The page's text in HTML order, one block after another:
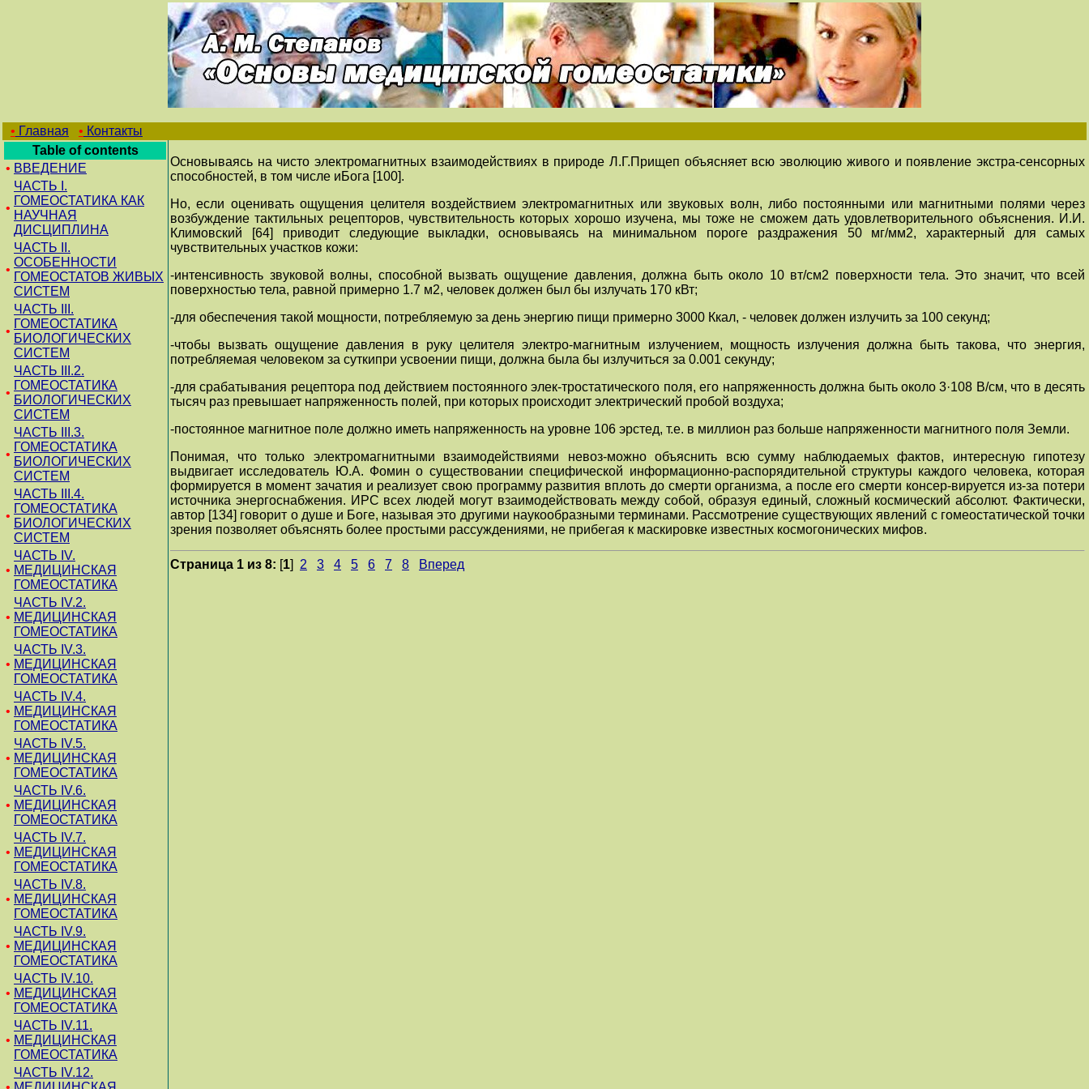
• Главная • Контакты
Table of contents
• ВВЕДЕНИЕ
•
ЧАСТЬ I.
ГОМЕОСТАТИКА КАК
НАУЧНАЯ
ДИСЦИПЛИНА
•
ЧАСТЬ II.
ОСОБЕННОСТИ
ГОМЕОСТАТОВ ЖИВЫХ
СИСТЕМ
•
ЧАСТЬ III.
ГОМЕОСТАТИКА
БИОЛОГИЧЕСКИХ
СИСТЕМ
•
ЧАСТЬ III.2.
ГОМЕОСТАТИКА
БИОЛОГИЧЕСКИХ
СИСТЕМ
•
ЧАСТЬ III.3.
ГОМЕОСТАТИКА
БИОЛОГИЧЕСКИХ
СИСТЕМ
•
ЧАСТЬ III.4.
ГОМЕОСТАТИКА
БИОЛОГИЧЕСКИХ
СИСТЕМ
•
ЧАСТЬ IV.
МЕДИЦИНСКАЯ
ГОМЕОСТАТИКА
•
ЧАСТЬ IV.2.
МЕДИЦИНСКАЯ
ГОМЕОСТАТИКА
•
ЧАСТЬ IV.3.
МЕДИЦИНСКАЯ
ГОМЕОСТАТИКА
•
ЧАСТЬ IV.4.
МЕДИЦИНСКАЯ
ГОМЕОСТАТИКА
•
ЧАСТЬ IV.5.
МЕДИЦИНСКАЯ
ГОМЕОСТАТИКА
•
ЧАСТЬ IV.6.
МЕДИЦИНСКАЯ
ГОМЕОСТАТИКА
•
ЧАСТЬ IV.7.
МЕДИЦИНСКАЯ
ГОМЕОСТАТИКА
•
ЧАСТЬ IV.8.
МЕДИЦИНСКАЯ
ГОМЕОСТАТИКА
•
ЧАСТЬ IV.9.
МЕДИЦИНСКАЯ
ГОМЕОСТАТИКА
•
ЧАСТЬ IV.10.
МЕДИЦИНСКАЯ
ГОМЕОСТАТИКА
•
ЧАСТЬ IV.11.
МЕДИЦИНСКАЯ
ГОМЕОСТАТИКА
ЧАСТЬ IV.12.
Основываясь на чисто электромагнитных взаимодействиях в природе Л.Г.Прищеп объясняет всю эволюцию живого и появление экстра-сенсорных
способностей, в том числе иБога [100].
Но, если оценивать ощущения целителя воздействием электромагнитных или звуковых волн, либо постоянными или магнитными полями через
возбуждение тактильных рецепторов, чувствительность которых хорошо изучена, мы тоже не сможем дать удовлетворительного объяснения. И.И.
Климовский [64] приводит следующие выкладки, основываясь на минимальном пороге раздражения 50 мг/мм2, характерный для самых
чувствительных участков кожи:
-интенсивность звуковой волны, способной вызвать ощущение давления, должна быть около 10 вт/см2 поверхности тела. Это значит, что всей
поверхностью тела, равной примерно 1.7 м2, человек должен был бы излучать 170 кВт;
-для обеспечения такой мощности, потребляемую за день энергию пищи примерно 3000 Ккал, - человек должен излучить за 100 секунд;
-чтобы вызвать ощущение давления в руку целителя электро-магнитным излучением, мощность излучения должна быть такова, что энергия,
потребляемая человеком за суткипри усвоении пищи, должна была бы излучиться за 0.001 секунду;
-для срабатывания рецептора под действием постоянного элек-тростатического поля, его напряженность должна быть около 3·108 В/см, что в десять
тысяч раз превышает напряженность полей, при которых происходит электрический пробой воздуха;
-постоянное магнитное поле должно иметь напряженность на уровне 106 эрстед, т.е. в миллион раз больше напряженности магнитного поля Земли.
Понимая, что только электромагнитными взаимодействиями невоз-можно объяснить всю сумму наблюдаемых фактов, интересную гипотезу
выдвигает исследователь Ю.А. Фомин о существовании специфической информационно-распорядительной структуры каждого человека, которая
формируется в момент зачатия и реализует свою программу развития вплоть до смерти организма, а после его смерти консер-вируется из-за потери
источника энергоснабжения. ИРС всех людей могут взаимодействовать между собой, образуя единый, сложный космический абсолют. Фактически,
автор [134] говорит о душе и Боге, называя это другими наукообразными терминами. Рассмотрение существующих явлений с гомеостатической точки
зрения позволяет объяснять более простыми рассуждениями, не прибегая к маскировке известных космогонических мифов.
Страница 1 из 8: [1] 2 3 4 5 6 7 8 Вперед